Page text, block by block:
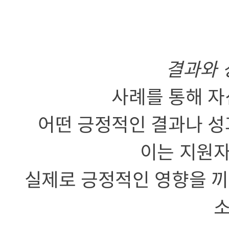
결과와
사례를 통해
어떤 긍정적인 결과나
이는 지원
실제로 긍정적인 영향을